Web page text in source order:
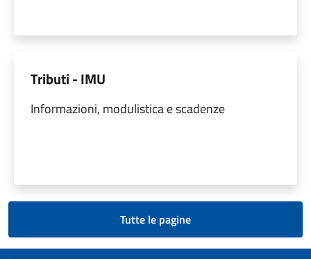
Tributi - IMU
Informazioni, modulistica e scadenze
Tutte le pagine